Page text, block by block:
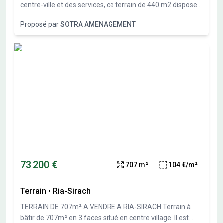
centre-ville et des services, ce terrain de 440 m2 dispose
montagnes. Pour imaginer votre future habitation, nous
avons conçu un projet de chalet que nous pouvons vous
présenter. Bel investissement dans un secteur très
Proposé parSOTRA AMENAGEMENT
73 200 € 707 m² 104 €/m²
Terrain • Ria-Sirach
TERRAIN DE 707m² A VENDRE A RIA-SIRACH Terrain à
bâtir de 707m² en 3 faces situé en centre village. Il est